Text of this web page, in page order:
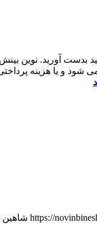
بدست آورید. نوین
و یا هزینه
https:// شاهین